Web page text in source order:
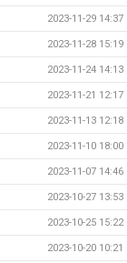
2023-11-29 14:37
2023-11-28 15:19
2023-11-24 14:13
2023-11-21 12:17
2023-11-13 12:18
2023-11-10 18:00
2023-11-07 14:46
2023-10-27 13:53
2023-10-25 15:22
2023-10-20 10:21